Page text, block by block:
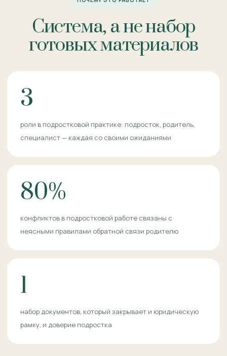
Система, а не набор
готовых материалов
3
роли в подростковой практике: подросток, родитель,
специалист — каждая со своими ожиданиями
80%
конфликтов в подростковой работе связаны с
неясными правилами обратной связи родителю
1
набор документов, который закрывает и юридическую
рамку, и доверие подростка